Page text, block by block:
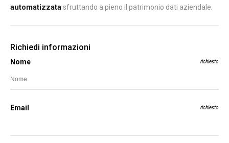
automatizzatasfruttando a pieno il patrimonio dati aziendale.
Richiedi informazioni
Nome richiesto
Email richiesto